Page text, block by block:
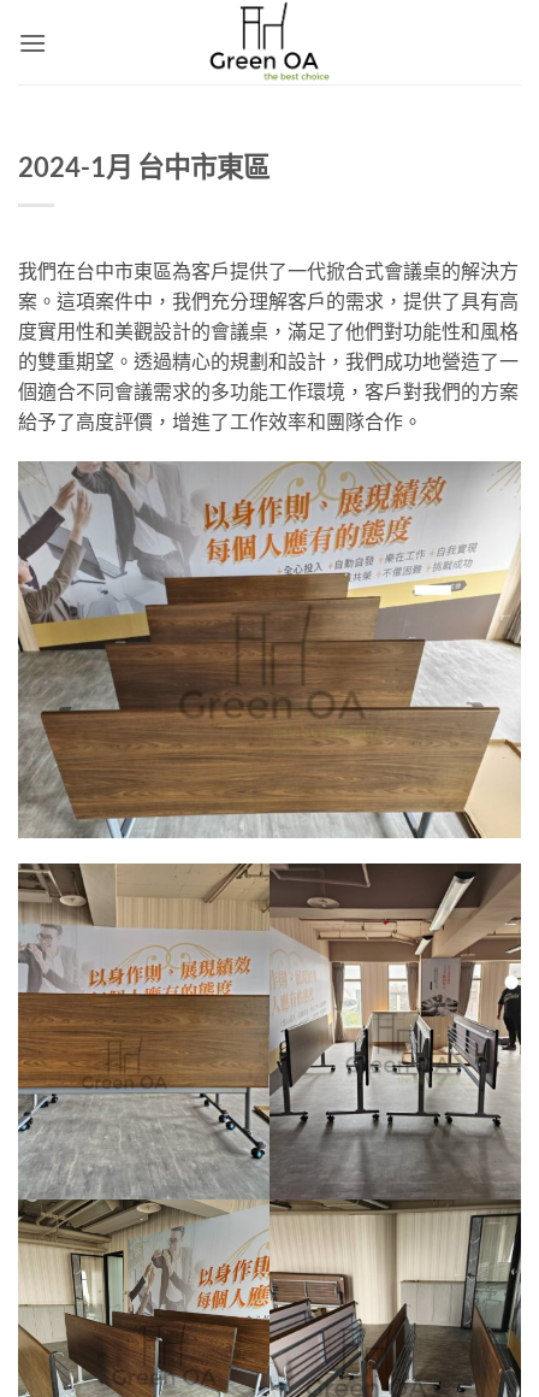
2024-1月 台中市東區
我們在台中市東區為客戶提供了一代掀合式會議桌的解決方
案。這項案件中，我們充分理解客戶的需求，提供了具有高
度實用性和美觀設計的會議桌，滿足了他們對功能性和風格
的雙重期望。透過精心的規劃和設計，我們成功地營造了一
個適合不同會議需求的多功能工作環境，客戶對我們的方案
給予了高度評價，增進了工作效率和團隊合作。